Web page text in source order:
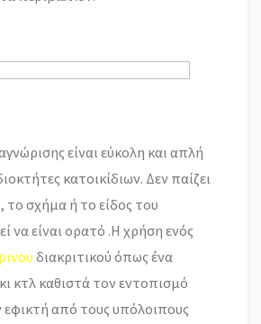
είναι εύκολη και απλή
κατοικίδιων. Δεν παίζει
το σχήμα ή το είδος του
να είναι ορατό .Η χρήση ενός
διακριτικού όπως ένα
κτλ καθιστά τον εντοπισμό
από τους υπόλοιπους